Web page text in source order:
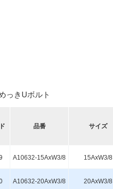
っきUボルト
品番 サイズ
A10632-15AxW3/8 15AxW3/8
A10632-20AxW3/8 20AxW3/8